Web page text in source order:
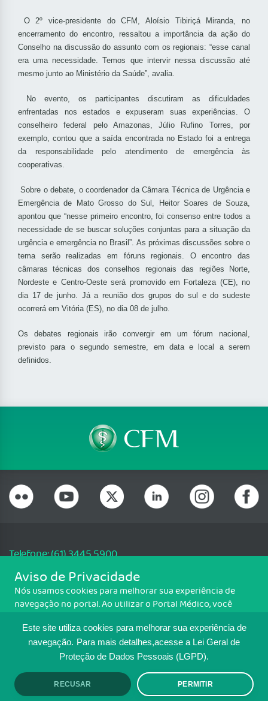
Este site utiliza cookies para melhorar sua experiência de
navegação. Para mais detalhes,acesse a Lei Geral de
Proteção de Dados Pessoais (LGPD).
RECUSAR PERMITIR
O 2º vice-presidente do CFM, Aloísio Tibiriçá Miranda, no
encerramento do encontro, ressaltou a importância da ação do
Conselho na discussão do assunto com os regionais: “esse canal
era uma necessidade. Temos que intervir nessa discussão até
mesmo junto ao Ministério da Saúde”, avalia.
No evento, os participantes discutiram as dificuldades
enfrentadas nos estados e expuseram suas experiências. O
conselheiro federal pelo Amazonas, Júlio Rufino Torres, por
exemplo, contou que a saída encontrada no Estado foi a entrega
da responsabilidade pelo atendimento de emergência às
cooperativas.
Sobre o debate, o coordenador da Câmara Técnica de Urgência e
Emergência de Mato Grosso do Sul, Heitor Soares de Souza,
apontou que “nesse primeiro encontro, foi consenso entre todos a
necessidade de se buscar soluções conjuntas para a situação da
urgência e emergência no Brasil”. As próximas discussões sobre o
tema serão realizadas em fóruns regionais. O encontro das
câmaras técnicas dos conselhos regionais das regiões Norte,
Nordeste e Centro-Oeste será promovido em Fortaleza (CE), no
dia 17 de junho. Já a reunião dos grupos do sul e do sudeste
ocorrerá em Vitória (ES), no dia 08 de julho.
Os debates regionais irão convergir em um fórum nacional,
previsto para o segundo semestre, em data e local a serem
definidos.
Telefone: (61) 3445 5900
Email: cfm@portalmedico.org.br
SGAS 616, Conjunto D, Lote 115, L2 Sul, Brasília/DF - CEP: 70200-760 -
CNPJ: 33.583.550/0001-30
MAPA DO SITE
TRANSPARÊNCIA E PRESTAÇÃO DE
CONTAS
Aviso de Privacidade
Nós usamos cookies para melhorar sua experiência de
navegação no portal. Ao utilizar o Portal Médico, você
Para ter mais informações sobre como isso é feito, acesse
Política de cookies. Se você concorda, clique em ACEITO.
ACEITO